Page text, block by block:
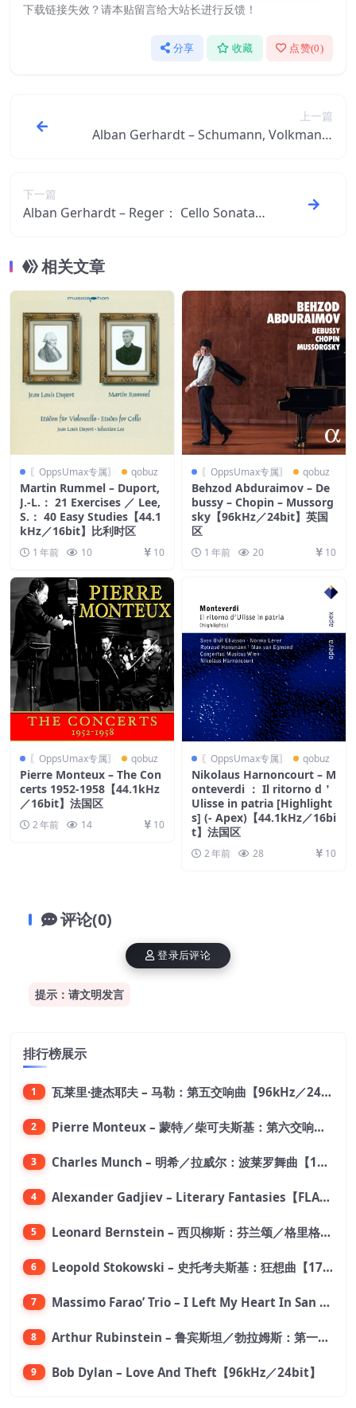
下载链接失效？请本贴留言给大站长进行反馈！
分享 收藏 点赞(0)
上一篇
Alban Gerhardt – Schumann, Volkmann,
下一篇
Alban Gerhardt – Reger： Cello Sonatas
相关文章
〖OppsUmax专属〗 qobuz
Martin Rummel – Duport,
J.-L.： 21 Exercises ／ Lee,
S.： 40 Easy Studies【44.1
kHz／16bit】比利时区
1 年前 10 10
〖OppsUmax专属〗 qobuz
Behzod Abduraimov – De
bussy – Chopin – Mussorg
sky【96kHz／24bit】英国
区
1 年前 20 10
〖OppsUmax专属〗 qobuz
Pierre Monteux – The Con
certs 1952-1958【44.1kHz
／16bit】法国区
2 年前 14 10
〖OppsUmax专属〗 qobuz
Nikolaus Harnoncourt – M
onteverdi ： Il ritorno d＇
Ulisse in patria [Highlight
s] (- Apex)【44.1kHz／16bi
t】法国区
2 年前 28 10
评论(0)
提示：请文明发言
登录后评论
排行榜展示
1 瓦莱里·捷杰耶夫 – 马勒：第五交响曲【96kHz／24bit】
2 Pierre Monteux – 蒙特／柴可夫斯基：第六交响曲【176.4kHz／24bit】
3 Charles Munch – 明希／拉威尔：波莱罗舞曲【176.4kHz／24bit】
4 Alexander Gadjiev – Literary Fantasies【FLAC 192】
5 Leonard Bernstein – 西贝柳斯：芬兰颂／格里格：培尔·金特组曲【44.1kHz／24bit】
6 Leopold Stokowski – 史托考夫斯基：狂想曲【176.4kHz／24bit】
7 Massimo Farao’ Trio – I Left My Heart In San Francisco (2.8MHz DSD)【2.8MHz／1bit】
8 Arthur Rubinstein – 鲁宾斯坦／勃拉姆斯：第一钢琴协奏曲【176.4kHz／24bit】
9 Bob Dylan – Love And Theft【96kHz／24bit】